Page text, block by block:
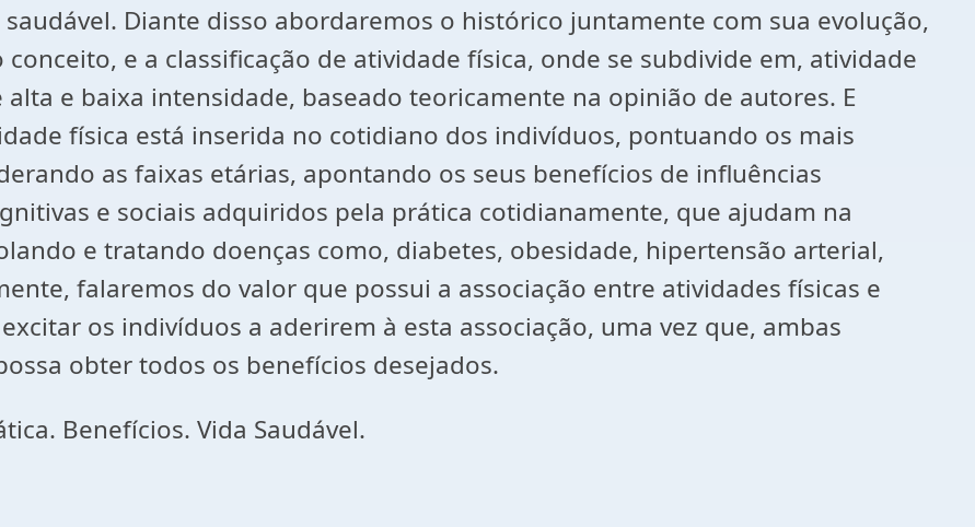
Diante disso abordaremos o histórico juntamente com sua evolução,
e a classificação de atividade física, onde se subdivide em, atividade
e baixa intensidade, baseado teoricamente na opinião de autores. E
física está inserida no cotidiano dos indivíduos, pontuando os mais
as faixas etárias, apontando os seus benefícios de influências
e sociais adquiridos pela prática cotidianamente, que ajudam na
e tratando doenças como, diabetes, obesidade, hipertensão arterial,
falaremos do valor que possui a associação entre atividades físicas e
os indivíduos a aderirem à esta associação, uma vez que, ambas
obter todos os benefícios desejados.
Benefícios. Vida Saudável.